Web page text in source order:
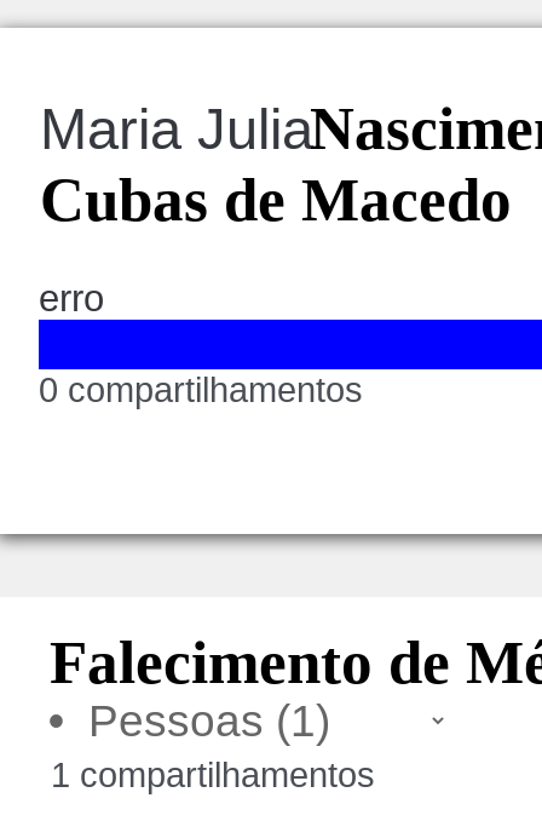
Maria Julia
Cubas de Macedo
erro
0 compartilhamentos
Falecimento de
•
1 compartilhamentos